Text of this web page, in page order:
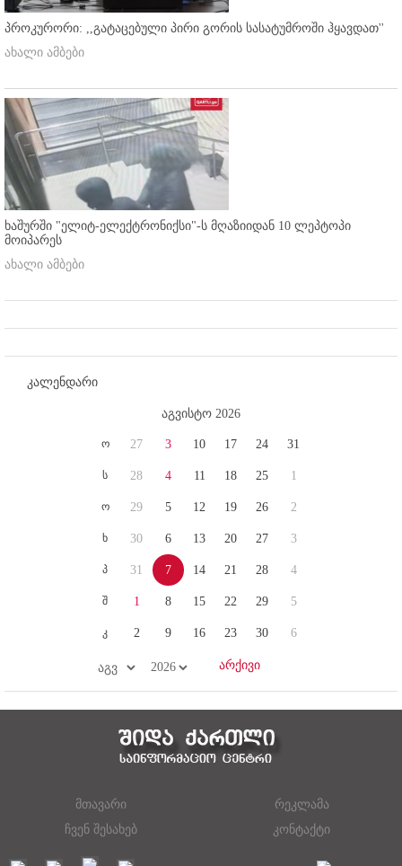
პროკურორი: ,,გატაცებული პირი გორის სასატუმროში ჰყავდათ''
ახალი ამბები
ხაშურში "ელიტ-ელექტრონიქსი"-ს მღაზიიდან 10 ლეპტოპი
მოიპარეს
ახალი ამბები
კალენდარი
აგვისტო 2026
ო
ს
ო
ხ
პ
შ
კ
27
28
29
30
31
1
2
3
4
5
6
7
8
9
10
11
12
13
14
15
16
17
18
19
20
21
22
23
24
25
26
27
28
29
30
31
1
2
3
4
5
6
მთავარი
რეკლამა
ჩვენ შესახებ
კონტაქტი